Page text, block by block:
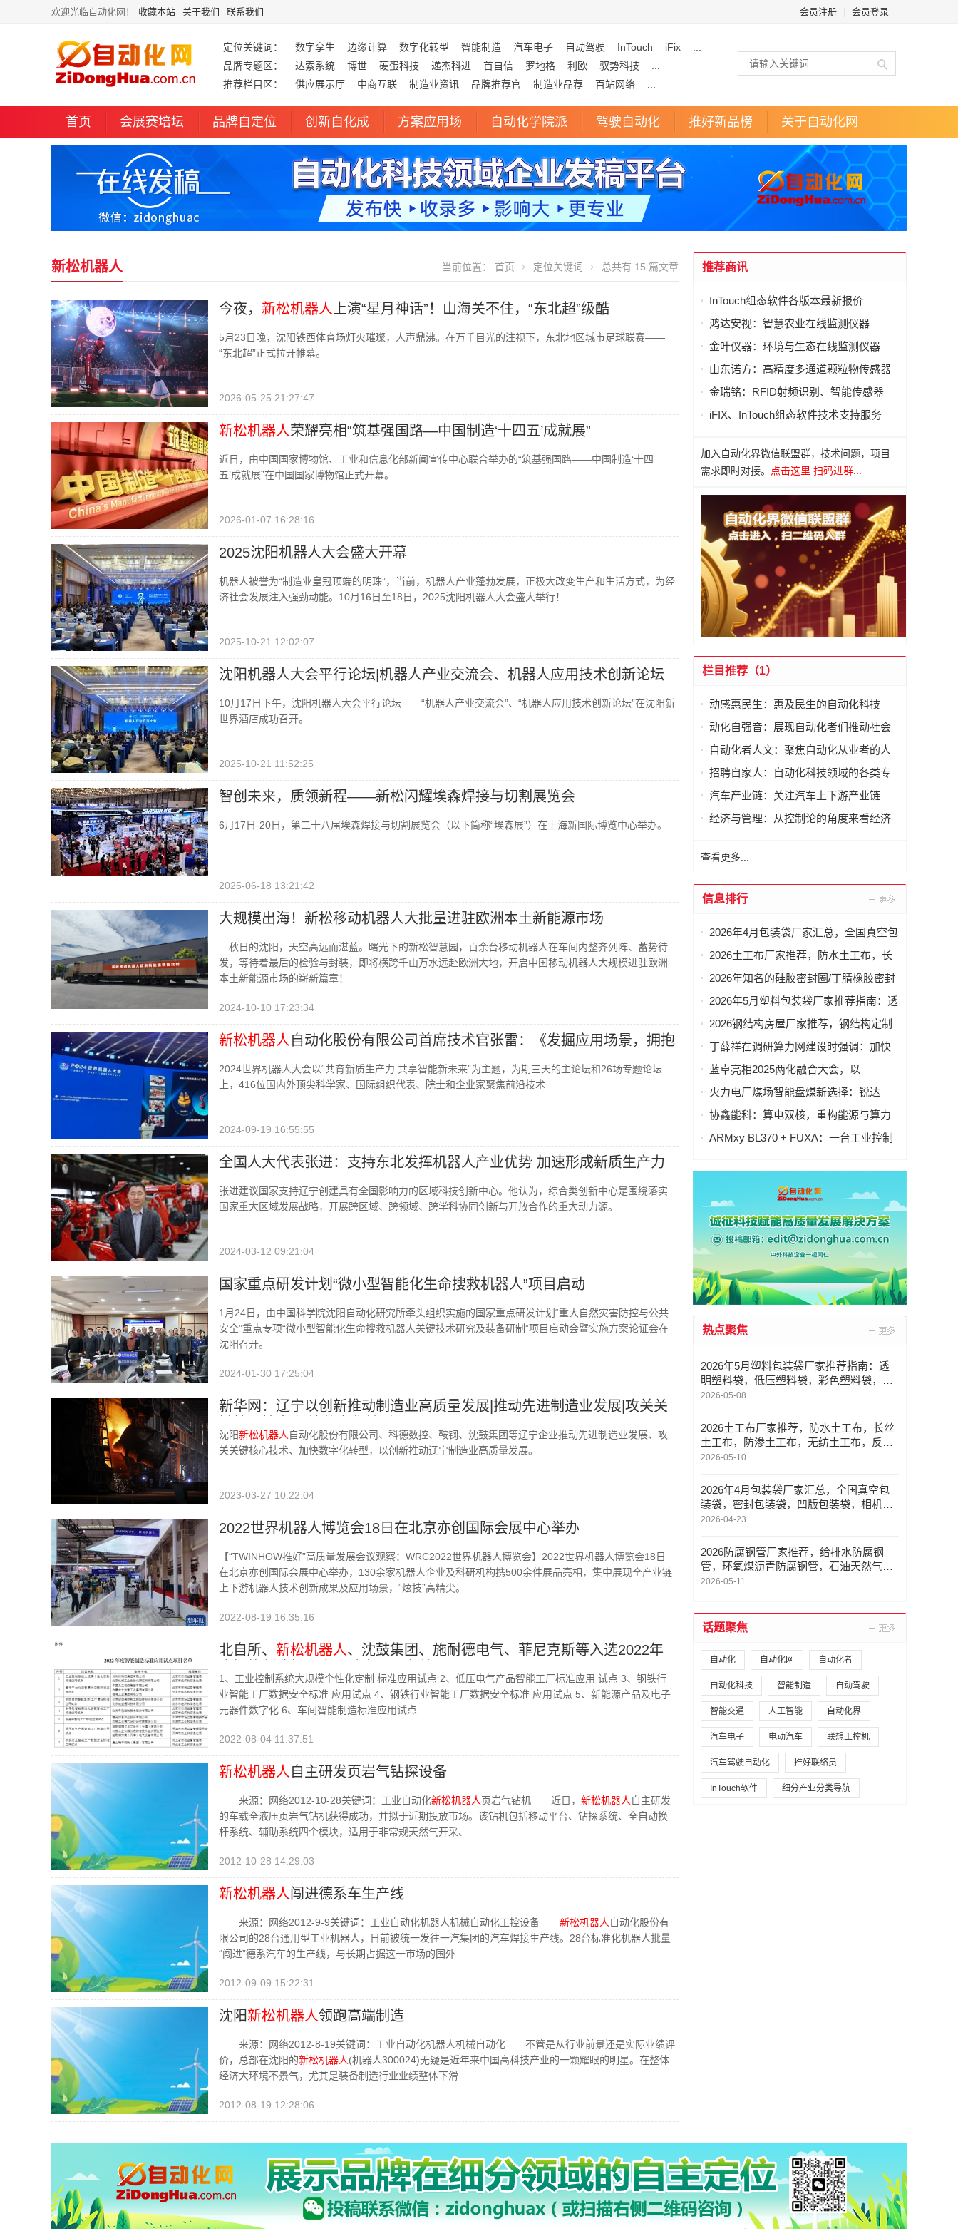
欢迎光临自动化网！ 收藏本站 关于我们 联系我们 会员注册 会员登录
定位关键词： 数字孪生 边缘计算 数字化转型 智能制造 汽车电子 自动驾驶 InTouch iFix
品牌专题区：
达索系统 博世 硬蛋科技 递杰科进 首自信 罗地格 利欧 驭势科技
推荐栏目区：
供应展示厅 中商互联 制造业资讯 品牌推荐官 制造业品荐 百站网络
首页 会展赛培坛 品牌自定位 创新自化成 方案应用场 自动化学院派 驾驶自动化 推好新品榜 关于自动化网
新松机器人 当前位置： 首页 定位关键词 总共有 15 篇文章
今夜， 新松机器人 上演“星月神话”！山海关不住，“东北超”级酷
5月23日晚，沈阳铁西体育场灯火璀璨，人声鼎沸。在万千目光的注视下，东北地区城市足球联赛——
“东北超”正式拉开帷幕。
2026-05-25 21:27:47
新松机器人荣耀亮相“筑基强国路—中国制造‘十四五’成就展”
近日，由中国国家博物馆、工业和信息化部新闻宣传中心联合举办的“筑基强国路——中国制造‘十四
五’成就展”在中国国家博物馆正式开幕。
2026-01-07 16:28:16
2025沈阳机器人大会盛大开幕
机器人被誉为“制造业皇冠顶端的明珠”，当前，机器人产业蓬勃发展，正极大改变生产和生活方式，为经
济社会发展注入强劲动能。10月16日至18日，2025沈阳机器人大会盛大举行！
2025-10-21 12:02:07
沈阳机器人大会平行论坛|机器人产业交流会、机器人应用技术创新论坛
10月17日下午，沈阳机器人大会平行论坛——“机器人产业交流会”、“机器人应用技术创新论坛”在沈阳新
世界酒店成功召开。
2025-10-21 11:52:25
智创未来，质领新程——新松闪耀埃森焊接与切割展览会
6月17日-20日，第二十八届埃森焊接与切割展览会（以下简称“埃森展”）在上海新国际博览中心举办。
2025-06-18 13:21:42
大规模出海！新松移动机器人大批量进驻欧洲本土新能源市场
秋日的沈阳，天空高远而湛蓝。曙光下的新松智慧园，百余台移动机器人在车间内整齐列阵、蓄势待
发，等待着最后的检验与封装，即将横跨千山万水远赴欧洲大地，开启中国移动机器人大规模进驻欧洲
本土新能源市场的崭新篇章！
2024-10-10 17:23:34
新松机器人 自动化股份有限公司首席技术官张雷：《发掘应用场景，拥抱
2024世界机器人大会以“共育新质生产力 共享智能新未来”为主题，为期三天的主论坛和26场专题论坛
上，416位国内外顶尖科学家、国际组织代表、院士和企业家聚焦前沿技术
2024-09-19 16:55:55
全国人大代表张进：支持东北发挥机器人产业优势 加速形成新质生产力
张进建议国家支持辽宁创建具有全国影响力的区域科技创新中心。他认为，综合类创新中心是围绕落实
国家重大区域发展战略，开展跨区域、跨领域、跨学科协同创新与开放合作的重大动力源。
2024-03-12 09:21:04
国家重点研发计划“微小型智能化生命搜救机器人”项目启动
1月24日，由中国科学院沈阳自动化研究所牵头组织实施的国家重点研发计划“重大自然灾害防控与公共
安全”重点专项“微小型智能化生命搜救机器人关键技术研究及装备研制”项目启动会暨实施方案论证会在
沈阳召开。
2024-01-30 17:25:04
新华网：辽宁以创新推动制造业高质量发展|推动先进制造业发展|攻关关
沈阳新松机器人 自动化股份有限公司、科德数控、鞍钢、沈鼓集团等辽宁企业推动先进制造业发展、攻
关关键核心技术、加快数字化转型，以创新推动辽宁制造业高质量发展。
2023-03-27 10:22:04
2022世界机器人博览会18日在北京亦创国际会展中心举办
【“TWINHOW推好”高质量发展会议观察：WRC2022世界机器人博览会】2022世界机器人博览会18日
在北京亦创国际会展中心举办，130余家机器人企业及科研机构携500余件展品亮相，集中展现全产业链
上下游机器人技术创新成果及应用场景，“炫技”高精尖。
2022-08-19 16:35:16
北自所、 新松机器人、沈鼓集团、施耐德电气、菲尼克斯等入选2022年
1、工业控制系统大规模个性化定制 标准应用试点 2、低压电气产品智能工厂标准应用 试点 3、钢铁行
业智能工厂数据安全标准 应用试点 4、钢铁行业智能工厂数据安全标准 应用试点 5、新能源产品及电子
元器件数字化 6、车间智能制造标准应用试点
2022-08-04 11:37:51
新松机器人 自主研发页岩气钻探设备
来源：网络2012-10-28关键词：工业自动化新松机器人页岩气钻机 近日， 新松机器人 自主研发
的车载全液压页岩气钻机获得成功，并拟于近期投放市场。该钻机包括移动平台、钻探系统、全自动换
杆系统、辅助系统四个模块，适用于非常规天然气开采、
2012-10-28 14:29:03
新松机器人闯进德系车生产线
来源：网络2012-9-9关键词：工业自动化机器人机械自动化工控设备 新松机器人 自动化股份有
限公司的28台通用型工业机器人，日前被统一发往一汽集团的汽车焊接生产线。28台标准化机器人批量
“闯进”德系汽车的生产线，与长期占据这一市场的国外
2012-09-09 15:22:31
沈阳新松机器人领跑高端制造
来源：网络2012-8-19关键词：工业自动化机器人机械自动化 不管是从行业前景还是实际业绩评
价，总部在沈阳的新松机器人(机器人300024)无疑是近年来中国高科技产业的一颗耀眼的明星。在整体
经济大环境不景气，尤其是装备制造行业业绩整体下滑
2012-08-19 12:28:06
推荐商讯
InTouch组态软件各版本最新报价
鸿达安视：智慧农业在线监测仪器
金叶仪器：环境与生态在线监测仪器
山东诺方：高精度多通道颗粒物传感器
金瑞铭：RFID射频识别、智能传感器
iFIX、InTouch组态软件技术支持服务
加入自动化界微信联盟群，技术问题，项目
需求即时对接。
点击这里 扫码进群...
栏目推荐（1）
动感惠民生：惠及民生的自动化科技
动化自强音：展现自动化者们推动社会
进步发出的响亮声音
自动化者人文：聚焦自动化从业者的人
文思考
招聘自家人：自动化科技领域的各类专
家及人才需求资讯
汽车产业链：关注汽车上下游产业链
经济与管理：从控制论的角度来看经济
查看更多...
信息排行
2026年4月包装袋厂家汇总，全国真空包
装袋，密封包装袋，凹版包装袋，相机
南
2026土工布厂家推荐，防水土工布，长
丝土工布，防渗土工布，无纺土工布，
2026年知名的硅胶密封圈/丁腈橡胶密封
圈公司精选
2026年5月塑料包装袋厂家推荐指南：透
明塑料袋，低压塑料袋，彩色塑料袋，
2026钢结构房屋厂家推荐，钢结构定制
房屋，轻钢集成房屋，组合钢结构房
厂家优选指南！
丁薛祥在调研算力网建设时强调：加快
构建全国一体化算力网 赋能经济社会高
蓝卓亮相2025两化融合大会，以
“1+2+N”架构驱动工厂向“全自主运行”升
火力电厂煤场智能盘煤新选择：锐达
3DPro2501激光雷达扫描仪
协鑫能科：算电双核，重构能源与算力
新生态
ARMxy BL370 + FUXA：一台工业控制
热点聚焦
2026年5月塑料包装袋厂家推荐指南：透
明塑料袋，低压塑料袋，彩色塑料袋，防
尘塑料袋公司优选！
2026-05-08
2026土工布厂家推荐，防水土工布，长丝
土工布，防渗土工布，无纺土工布，反滤
土工布厂家优选指南！
2026-05-10
2026年4月包装袋厂家汇总，全国真空包
装袋，密封包装袋，凹版包装袋，相机包
装袋重点企业官方联系方式与采购指南
2026-04-23
2026防腐钢管厂家推荐，给排水防腐钢
管，环氧煤沥青防腐钢管，石油天然气防
腐钢管，电厂防腐钢管，市政工程防腐钢
2026-05-11
话题聚焦
自动化 自动化网 自动化者
自动化科技 智能制造 自动驾驶
智能交通 人工智能 自动化界
汽车电子 电动汽车 联想工控机
汽车驾驶自动化 推好联络员
InTouch软件 细分产业分类导航